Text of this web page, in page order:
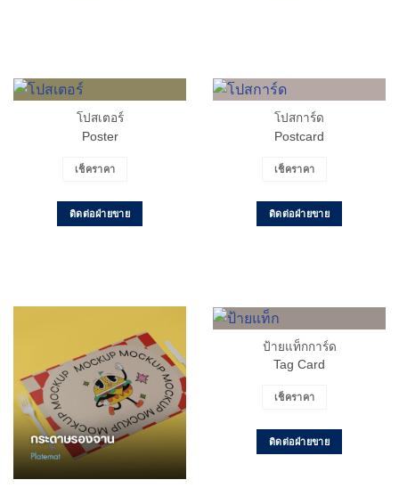
โปสเตอร์
Poster
เช็คราคา
ติดต่อฝ่ายขาย
โปสการ์ด
Postcard
เช็คราคา
ติดต่อฝ่ายขาย
ป้ายแท็กการ์ด
Tag Card
เช็คราคา
ติดต่อฝ่ายขาย